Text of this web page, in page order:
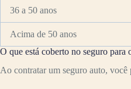
36 a 50 anos
Acima de 50 anos
O que está coberto no seguro para
Ao contratar um seguro auto, você